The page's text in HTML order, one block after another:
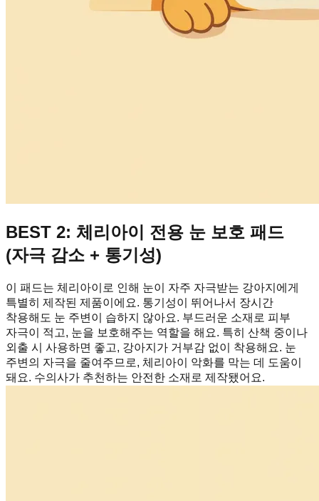
BEST 2: 체리아이 전용 눈 보호 패드
(자극 감소 + 통기성)
이 패드는 체리아이로 인해 눈이 자주 자극받는 강아지에게
특별히 제작된 제품이에요. 통기성이 뛰어나서 장시간
착용해도 눈 주변이 습하지 않아요. 부드러운 소재로 피부
자극이 적고, 눈을 보호해주는 역할을 해요. 특히 산책 중이나
외출 시 사용하면 좋고, 강아지가 거부감 없이 착용해요. 눈
주변의 자극을 줄여주므로, 체리아이 악화를 막는 데 도움이
돼요. 수의사가 추천하는 안전한 소재로 제작됐어요.